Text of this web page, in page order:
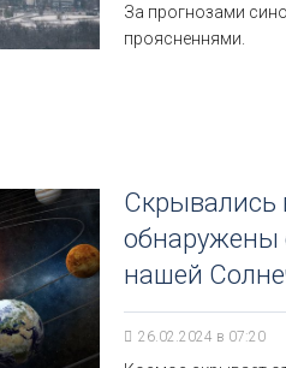
За прогнозами
проясненнями.
Скрывались
обнаружены
нашей
26.02.2024 в 07:20